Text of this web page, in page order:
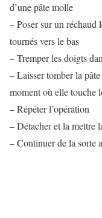
d’une pâte molle
– Poser sur un réchaud
tournés vers le bas
– Tremper les doigts
– Laisser tomber la
moment où elle touche
– Répéter l’opération
– Détacher et la mettre
– Continuer de la sorte